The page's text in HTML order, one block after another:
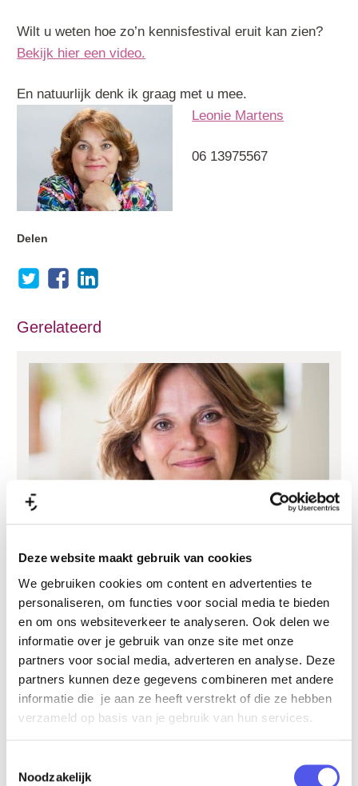
Deze website maakt gebruik van cookies
We gebruiken cookies om content en advertenties te
personaliseren, om functies voor social media te bieden
en om ons websiteverkeer te analyseren. Ook delen we
informatie over je gebruik van onze site met onze
partners voor social media, adverteren en analyse. Deze
partners kunnen deze gegevens combineren met andere
informatie die je aan ze heeft verstrekt of die ze hebben
verzameld op basis van je gebruik van hun services.
Noodzakelijk
Wilt u weten hoe zo’n kennisfestival eruit kan zien?
Bekijk hier een video.
En natuurlijk denk ik graag met u mee.
Leonie Martens
06 13975567
Delen
Deel via Twitter
Deel via Facebook
Gerelateerd
LeMar Events is Leonie Martens: een betrokken
eventmanager en eventtrainer. Samen met u
ontwerp ik programma’s die passen bij uw
organisatie, doelgroep en doelstelling.
lees verder »